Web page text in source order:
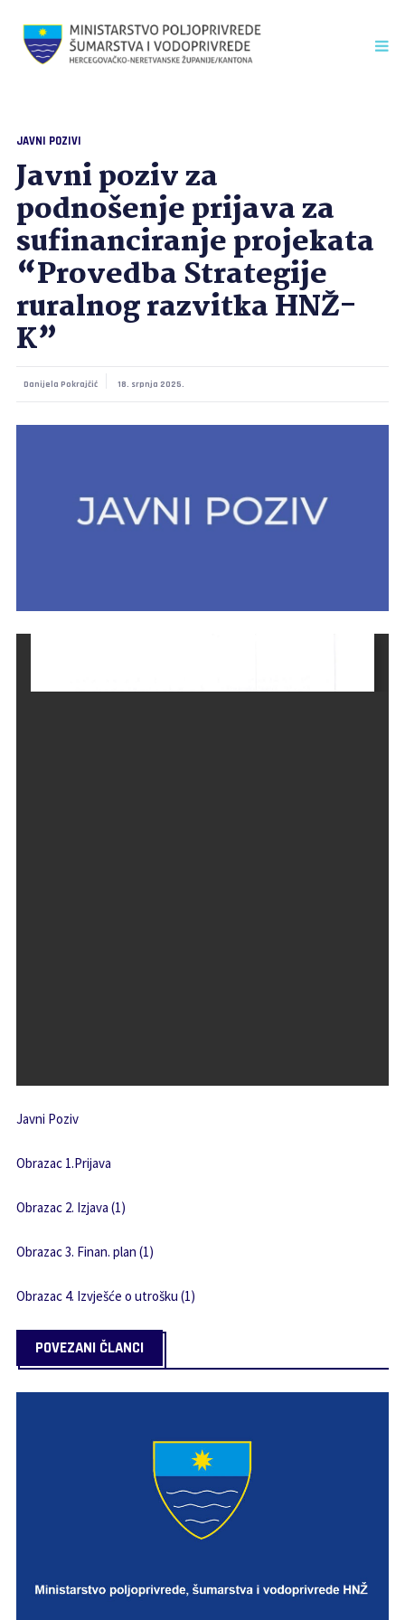
JAVNI POZIVI
Javni poziv za
podnošenje prijava za
sufinanciranje projekata
“Provedba Strategije
ruralnog razvitka HNŽ-
K”
Danijela Pokrajčić 18. srpnja 2025.
Javni Poziv
Obrazac 1.Prijava
Obrazac 2. Izjava (1)
Obrazac 3. Finan. plan (1)
Obrazac 4. Izvješće o utrošku (1)
POVEZANI ČLANCI